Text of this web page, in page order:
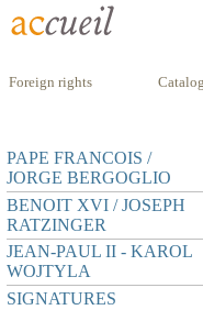
Foreign rights
PAPE FRANCOIS /
JORGE BERGOGLIO
BENOIT XVI / JOSEPH
RATZINGER
JEAN-PAUL II - KAROL
WOJTYLA
SIGNATURES